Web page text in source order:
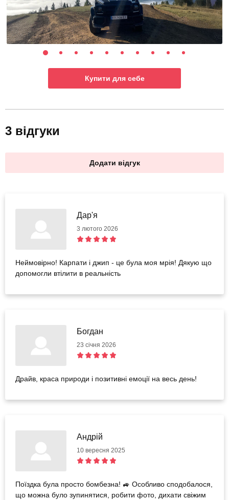
Купити для себе
3 відгуки
Додати відгук
Дар'я
3 лютого 2026
Неймовірно! Карпати і джип - це була моя мрія! Дякую що
допомогли втілити в реальність
Богдан
23 січня 2026
Драйв, краса природи і позитивні емоції на весь день!
Андрій
10 вересня 2025
Поїздка була просто бомбезна! 🚙 Особливо сподобалося,
що можна було зупинятися, робити фото, дихати свіжим